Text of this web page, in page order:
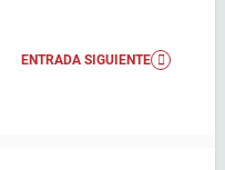
ENTRADA SIGUIENTE